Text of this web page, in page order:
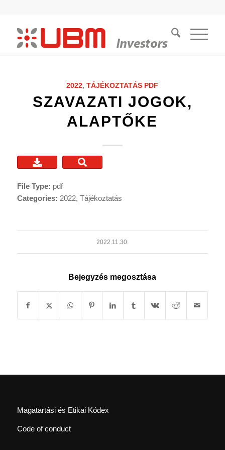
2022,TÁJÉKOZTATÁS PDF
SZAVAZATI JOGOK,
ALAPTŐKE
File Type: pdf
Categories: 2022, Tájékoztatás
2022.11.30.
Bejegyzés megosztása
Magatartási és Etikai Kódex
Code of conduct